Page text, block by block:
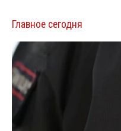
Главное сегодня